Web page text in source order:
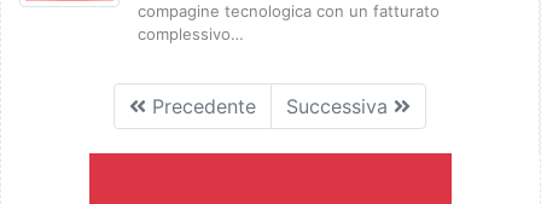
compagine tecnologica con un fatturato
complessivo…
Precedente Successiva